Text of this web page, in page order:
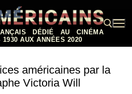
DÉDIÉ AU CINÉMA
AUX ANNÉES 2020
américaines par la
Victoria Will